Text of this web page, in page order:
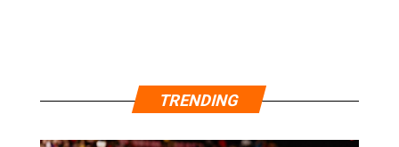
TRENDING